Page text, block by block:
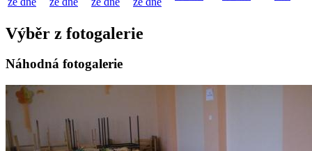
Výběr z fotogalerie
Náhodná fotogalerie